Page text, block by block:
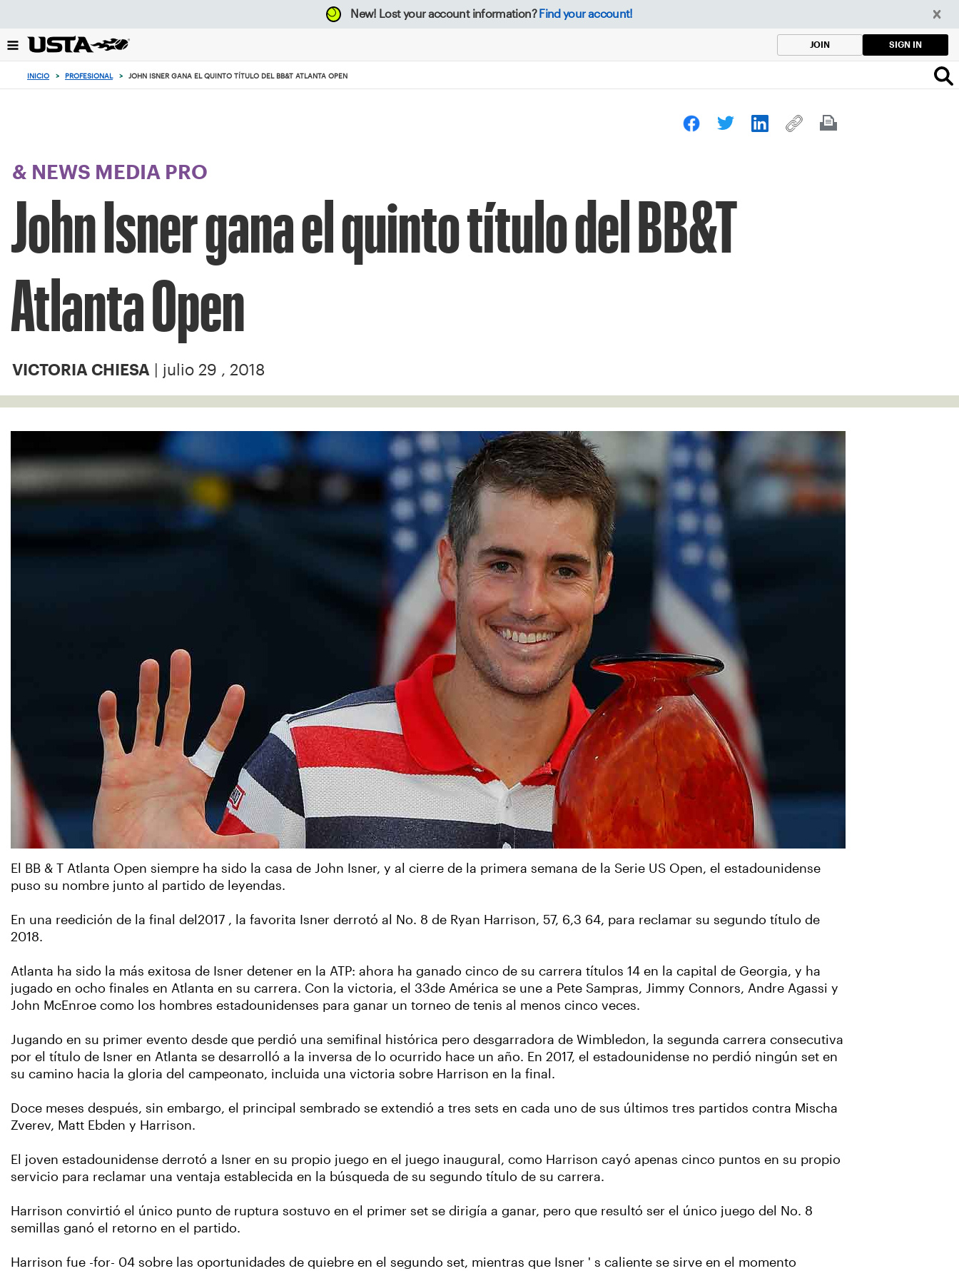
el
botón
New! Lost your account information? Find your account!
JOIN SIGN IN
INICIO > PROFESIONAL > JOHN ISNER GANA EL QUINTO TÍTULO DEL BB&T ATLANTA OPEN
& NEWS MEDIA PRO
John Isner gana el quinto título del BB&T
Atlanta Open
VICTORIA CHIESA | julio 29 , 2018
El BB & T Atlanta Open siempre ha sido la casa de John Isner, y al cierre de la primera semana de la Serie US Open, el estadounidense
puso su nombre junto al partido de leyendas.
En una reedición de la final del2017 , la favorita Isner derrotó al No. 8 de Ryan Harrison, 57, 6,3 64, para reclamar su segundo título de
2018.
Atlanta ha sido la más exitosa de Isner detener en la ATP: ahora ha ganado cinco de su carrera títulos 14 en la capital de Georgia, y ha
jugado en ocho finales en Atlanta en su carrera. Con la victoria, el 33de América se une a Pete Sampras, Jimmy Connors, Andre Agassi y
John McEnroe como los hombres estadounidenses para ganar un torneo de tenis al menos cinco veces.
Jugando en su primer evento desde que perdió una semifinal histórica pero desgarradora de Wimbledon, la segunda carrera consecutiva
por el título de Isner en Atlanta se desarrolló a la inversa de lo ocurrido hace un año. En 2017, el estadounidense no perdió ningún set en
su camino hacia la gloria del campeonato, incluida una victoria sobre Harrison en la final.
Doce meses después, sin embargo, el principal sembrado se extendió a tres sets en cada uno de sus últimos tres partidos contra Mischa
Zverev, Matt Ebden y Harrison.
El joven estadounidense derrotó a Isner en su propio juego en el juego inaugural, como Harrison cayó apenas cinco puntos en su propio
servicio para reclamar una ventaja establecida en la búsqueda de su segundo título de su carrera.
Harrison convirtió el único punto de ruptura sostuvo en el primer set se dirigía a ganar, pero que resultó ser el único juego del No. 8
semillas ganó el retorno en el partido.
Harrison fue -for- 04 sobre las oportunidades de quiebre en el segundo set, mientras que Isner ' s caliente se sirve en el momento